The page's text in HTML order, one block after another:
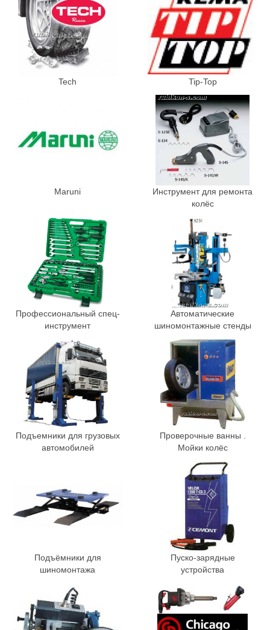
Tech Tip-Top
Maruni
Инструмент для ремонта
колёс
Профессиональный спец-
инструмент
Автоматические
шиномонтажные стенды
Подъемники для грузовых
автомобилей
Проверочные ванны .
Мойки колёс
Подъёмники для
шиномонтажа
Пуско-зарядные
устройства